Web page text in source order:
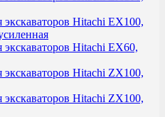
Hitachi EX100,
Hitachi EX60,
Hitachi ZX100,
Hitachi ZX100,